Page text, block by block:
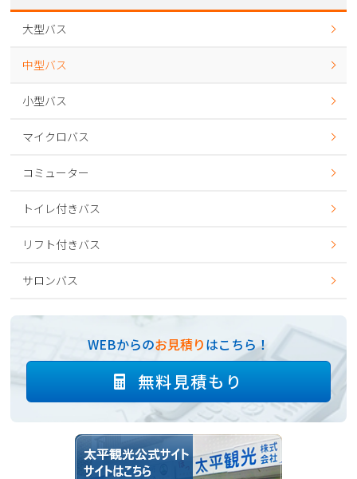
大型バス
中型バス
小型バス
マイクロバス
コミューター
トイレ付きバス
リフト付きバス
サロンバス
WEBからのお見積りはこちら！
無料見積もり